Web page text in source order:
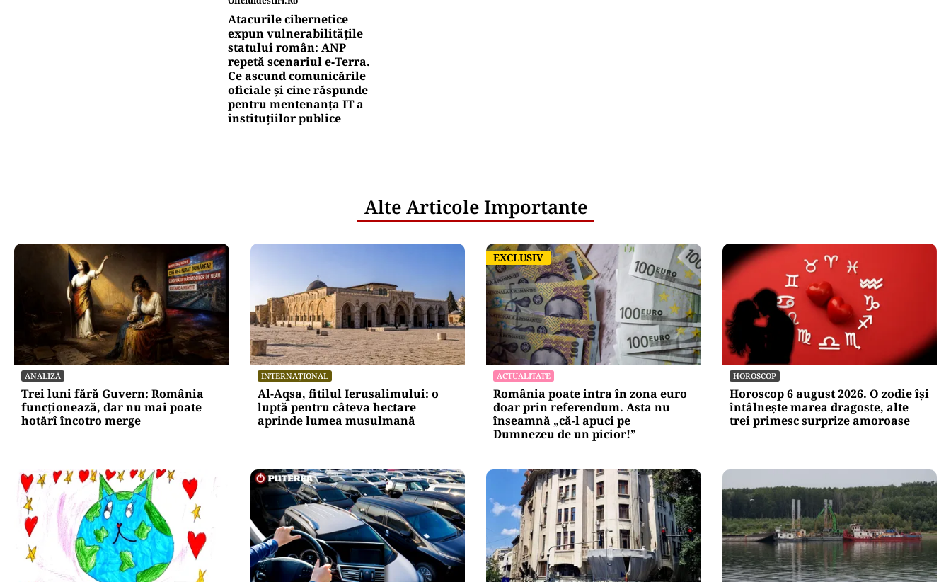
Atacurile cibernetice
expun vulnerabilitățile
statului român: ANP
repetă scenariul e‑Terra.
Ce ascund comunicările
oficiale și cine răspunde
pentru mentenanța IT a
instituțiilor publice
Alte Articole Importante
ANALIZĂ
Trei luni fără Guvern: România
funcționează, dar nu mai poate
hotărî încotro merge
INTERNAȚIONAL
Al-Aqsa, fitilul Ierusalimului: o
luptă pentru câteva hectare
aprinde lumea musulmană
EXCLUSIV
EXCLUSIV
ACTUALITATE
România poate intra în zona euro
doar prin referendum. Asta nu
înseamnă „că-l apuci pe
Dumnezeu de un picior!”
HOROSCOP
Horoscop 6 august 2026. O zodie își
întâlnește marea dragoste, alte
trei primesc surprize amoroase